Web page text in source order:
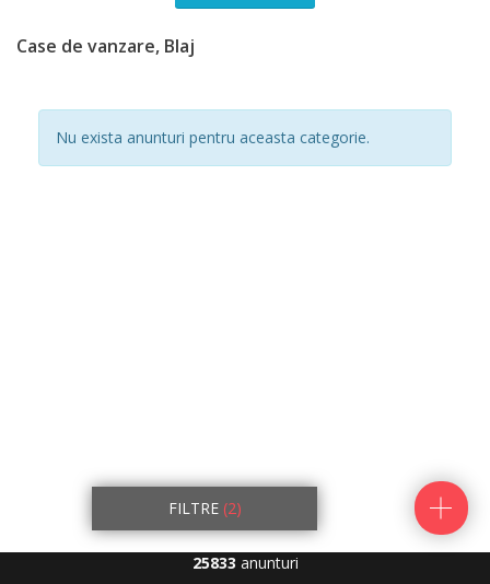
Case de vanzare, Blaj
Nu exista anunturi pentru aceasta categorie.
FILTRE (2)
25833 anunturi